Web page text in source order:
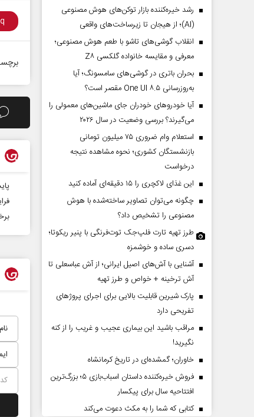
پایش 10 هزار هکتار از
رشد خیره‌کننده بازار توکن‌های هوش مصنوعی
(AI)؛ از هیجان تا زیرساخت‌های واقعی
انقلاب گوشی‌های تاشو‌ با طعم هوش مصنوعی؛
معرفی و مقایسه خانواده گلکسی Z۸
بحران باتری در گوشی‌های سامسونگ؛ آیا
به‌روزرسانی One UI ۸.۵ مقصر است؟
آیا خودروهای خودران جای ماشین‌های معمولی را
می‌گیرند؟ بررسی وضعیت در سال ۲۰۲۶
استعلام وام ضروری ۷۵ میلیون تومانی
بازنشستگان کشوری؛ نحوه مشاهده نتیجه
درخواست
این غذای لاکچری را ۱۵ دقیقه‌ای آماده کنید
چگونه می‌توان تصاویر ساخته‌شده با هوش
مصنوعی را تشخیص داد؟
طرز تهیه تارت فلپ‌جک توت‌فرنگی با پنیر ریکوتا؛
دسری ساده و خوشمزه
آشنایی با آش‌های اصیل ایرانی؛ از آش عباسعلی تا
آش ترخینه + خواص و طرز تهیه
پارک شیرین قابلیت‌ بالایی برای اجرای پروژهای
تفریحی دارد
مراقب باشید این بیماری عجیب و غریب را از کنه
نگیرید!
خاوران؛ گمشده‌ای در تاریخ کرمانشاه
فروش خیره‌کننده داستان اسباب‌بازی ۵؛ بزرگ‌ترین
افتتاحیه سال برای پیکسار
کتابی که شما را به مکث دعوت می‌کند
پشت‌پرده تهدیدات کوتاه‏‌مدت و
- تحلیلگر مسائل سیاسی
اربعین نماد
رحمت‌الله نوروزی - عضو
مجلس